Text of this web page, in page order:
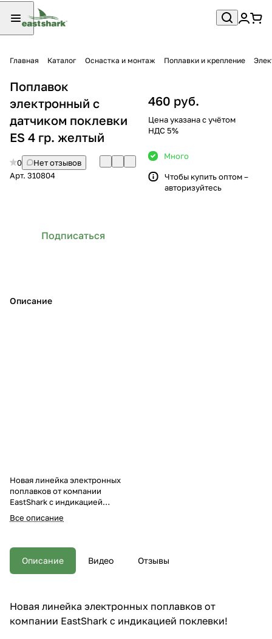
Главная Каталог Оснастка и монтаж Поплавки и крепление
Поплавок
электронный с
датчиком поклевки
ES 4 гр. желтый
0
Нет отзывов
Арт. 310804
Подписаться
Описание
Новая линейка электронных
поплавков от компании
EastShark с индикацией
поклевки! Светонакопительная
антенна поплавка имеет
батарейки! В режиме ожидания
антенна светится зеленым
цветом, при вертикальном
поклевку. Подходит для
морской и пресноводной
Все описание
460 руб.
Цена указана с учётом
НДС 5%
Много
Чтобы купить оптом –
авторизуйтесь
Описание Видео Отзывы
Новая линейка электронных поплавков от
компании EastShark с индикацией поклевки!